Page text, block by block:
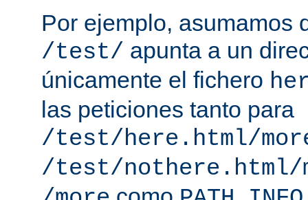
Por ejemplo, asumamos
/test/ apunta a un
únicamente el fichero
las peticiones tanto para
/test/here.html/
/test/nothere.html/